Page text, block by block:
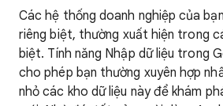
Các hệ thống doanh nghiệp của
riêng biệt, thường xuất hiện trong
biệt. Tính năng Nhập dữ liệu trong
cho phép bạn thường xuyên hợp
nhỏ các kho dữ liệu này để khám